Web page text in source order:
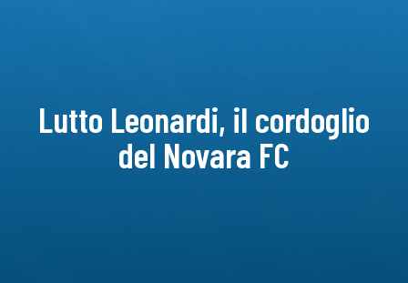
Lutto Leonardi, il cordoglio
del Novara FC